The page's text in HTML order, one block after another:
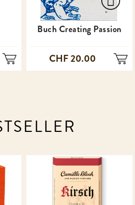
Buch Creating Passion
CHF 20.00